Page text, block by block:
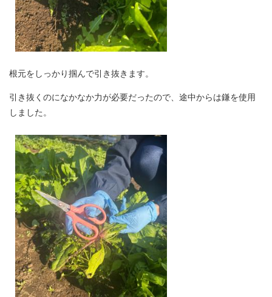
根元をしっかり掴んで引き抜きます。
引き抜くのになかなか力が必要だったので、途中からは鎌を使用
しました。